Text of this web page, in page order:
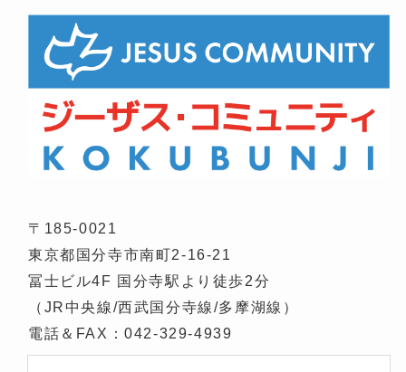
〒185-0021
東京都国分寺市南町2-16-21
冨士ビル4F 国分寺駅より徒歩2分
（JR中央線/西武国分寺線/多摩湖線）
電話＆FAX：042-329-4939